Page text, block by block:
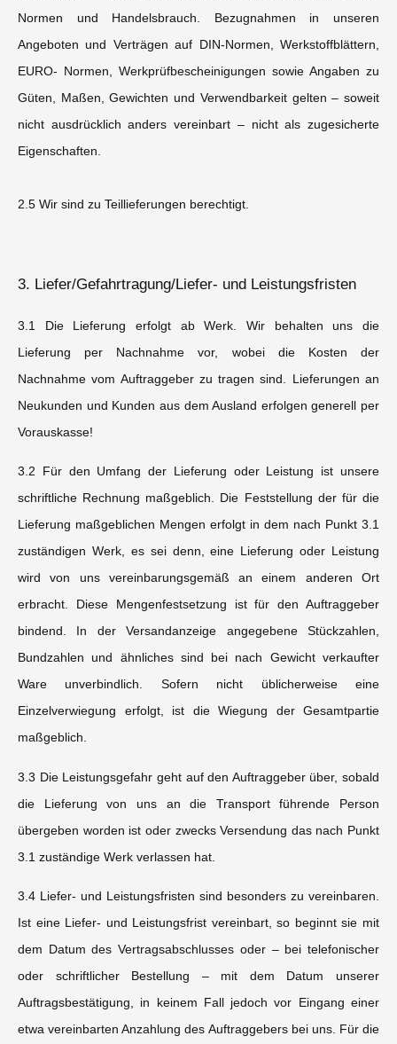
Normen und Handelsbrauch. Bezugnahmen in unseren
Angeboten und Verträgen auf DIN-Normen, Werkstoffblättern,
EURO- Normen, Werkprüfbescheinigungen sowie Angaben zu
Güten, Maßen, Gewichten und Verwendbarkeit gelten – soweit
nicht ausdrücklich anders vereinbart – nicht als zugesicherte
Eigenschaften.
2.5 Wir sind zu Teillieferungen berechtigt.
3. Liefer/Gefahrtragung/Liefer- und Leistungsfristen
3.1 Die Lieferung erfolgt ab Werk. Wir behalten uns die
Lieferung per Nachnahme vor, wobei die Kosten der
Nachnahme vom Auftraggeber zu tragen sind. Lieferungen an
Neukunden und Kunden aus dem Ausland erfolgen generell per
Vorauskasse!
3.2 Für den Umfang der Lieferung oder Leistung ist unsere
schriftliche Rechnung maßgeblich. Die Feststellung der für die
Lieferung maßgeblichen Mengen erfolgt in dem nach Punkt 3.1
zuständigen Werk, es sei denn, eine Lieferung oder Leistung
wird von uns vereinbarungsgemäß an einem anderen Ort
erbracht. Diese Mengenfestsetzung ist für den Auftraggeber
bindend. In der Versandanzeige angegebene Stückzahlen,
Bundzahlen und ähnliches sind bei nach Gewicht verkaufter
Ware unverbindlich. Sofern nicht üblicherweise eine
Einzelverwiegung erfolgt, ist die Wiegung der Gesamtpartie
maßgeblich.
3.3 Die Leistungsgefahr geht auf den Auftraggeber über, sobald
die Lieferung von uns an die Transport führende Person
übergeben worden ist oder zwecks Versendung das nach Punkt
3.1 zuständige Werk verlassen hat.
3.4 Liefer- und Leistungsfristen sind besonders zu vereinbaren.
Ist eine Liefer- und Leistungsfrist vereinbart, so beginnt sie mit
dem Datum des Vertragsabschlusses oder – bei telefonischer
oder schriftlicher Bestellung – mit dem Datum unserer
Auftragsbestätigung, in keinem Fall jedoch vor Eingang einer
etwa vereinbarten Anzahlung des Auftraggebers bei uns. Für die